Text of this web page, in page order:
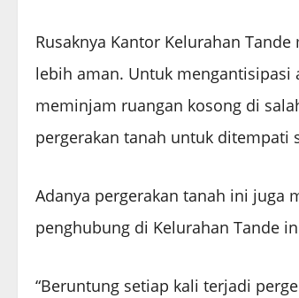
Rusaknya Kantor Kelurahan
lebih aman. Untuk
meminjam ruangan kosong di
pergerakan tanah untuk ditempati
Adanya pergerakan tanah ini juga
penghubung di Kelurahan Tande
“Beruntung setiap kali terjadi